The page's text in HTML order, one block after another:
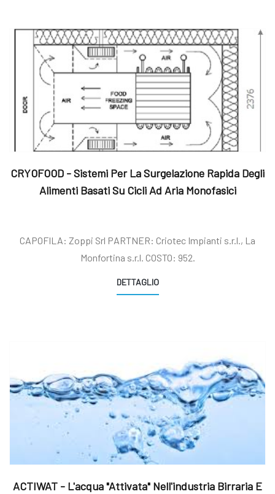
CRYOFOOD - Sistemi Per La Surgelazione Rapida Degli
Alimenti Basati Su Cicli Ad Aria Monofasici
CAPOFILA: Zoppi Srl PARTNER: Criotec Impianti s.r.l., La
Monfortina s.r.l. COSTO: 952.
DETTAGLIO
ACTIWAT - L'acqua "attivata" Nell'industria Birraria E